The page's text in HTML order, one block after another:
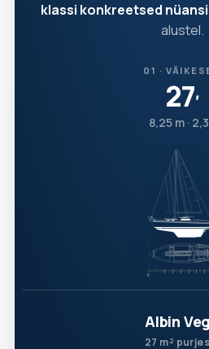
klassi konkreetsed
alustel.
01 ·
27′
8,25 m ·
Albin
27 m²